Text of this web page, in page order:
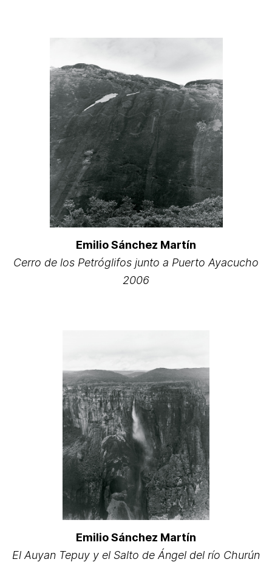
Emilio Sánchez Martín
Cerro de los Petróglifos junto a Puerto Ayacucho
2006
Emilio Sánchez Martín
El Auyan Tepuy y el Salto de Ángel del río Churún